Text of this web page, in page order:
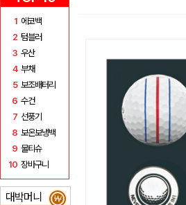
1 에코백
2 텀블러
3 우산
4 부채
5 보조배터리
6 수건
7 선풍기
8 보온보냉백
9 물티슈
10 장바구니
대박머니 ₩